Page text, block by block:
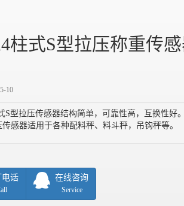
柱式S型拉压称重传
10
S型拉压传感器结构简单，可靠性高，互换性好
传感器适用于各种配料秤、料斗秤，吊钩秤等。
电话 在线咨询
Service